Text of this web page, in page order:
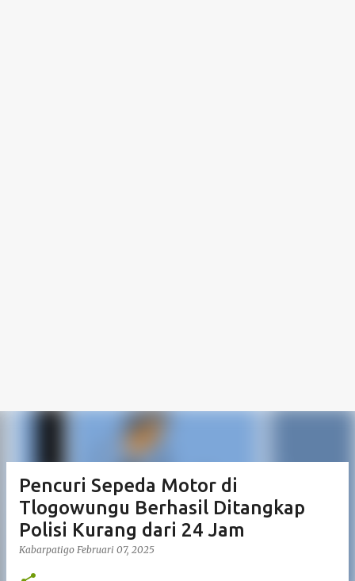
Pencuri Sepeda Motor di
Tlogowungu Berhasil Ditangkap
Polisi Kurang dari 24 Jam
Kabarpatigo Februari 07, 2025